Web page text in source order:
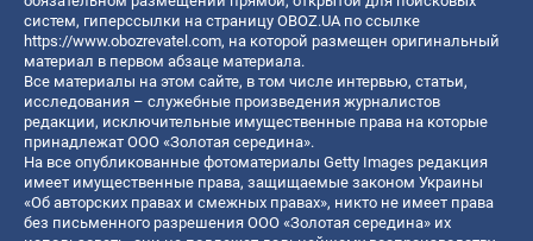
систем, гиперссылки на страницу OBOZ.UA по ссылке
https://www.obozrevatel.com, на которой размещен оригинальный
материал в первом абзаце материала.
Все материалы на этом сайте, в том числе интервью, статьи,
исследования – служебные произведения журналистов
редакции, исключительные имущественные права на которые
принадлежат ООО «Золотая середина».
На все опубликованные фотоматериалы Getty Images редакция
имеет имущественные права, защищаемые законом Украины
«Об авторских правах и смежных правах», никто не имеет права
без письменного разрешения ООО «Золотая середина» их